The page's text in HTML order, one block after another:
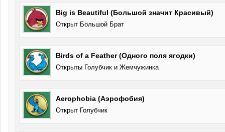
Big is Beautiful (Большой значит Красивый)
Открыт Большой Брат
Birds of a Feather (Одного поля ягодки)
Открыты Голубчик и Жемчужинка
Aerophobia (Аэрофобия)
Открыт Голубчик